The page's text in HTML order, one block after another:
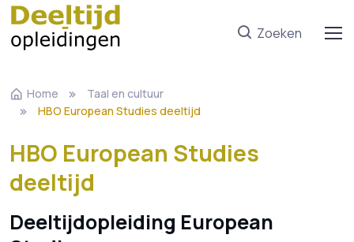
Zoeken
Home
Taal en cultuur
HBO European Studies deeltijd
HBO European Studies
deeltijd
Deeltijdopleiding European